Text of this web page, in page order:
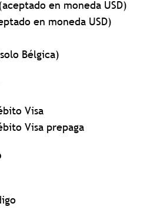
en moneda USD)
en moneda USD)
Bélgica)
Visa
Visa prepaga